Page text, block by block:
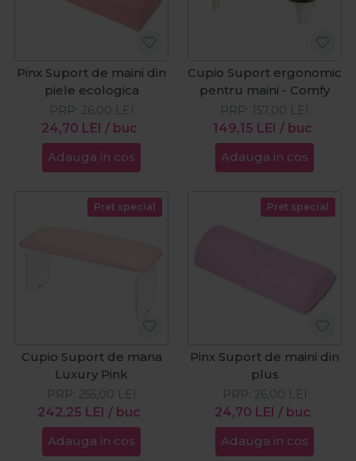
Pinx Suport de maini din
piele ecologica
24,70 LEI / buc
PRP: 26,00 LEI
Adauga in cos
Cupio Suport ergonomic
pentru maini - Comfy
149,15 LEI / buc
PRP: 157,00 LEI
Adauga in cos
Pret special
Cupio Suport de mana
Luxury Pink
242,25 LEI / buc
PRP: 255,00 LEI
Adauga in cos
Pret special
Pinx Suport de maini din
plus
24,70 LEI / buc
PRP: 26,00 LEI
Adauga in cos